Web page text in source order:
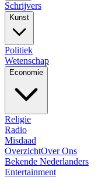
Schrijvers
Kunst
Politiek
Wetenschap
Economie
Religie
Radio
Misdaad
OverzichtOver Ons
Bekende Nederlanders
Entertainment